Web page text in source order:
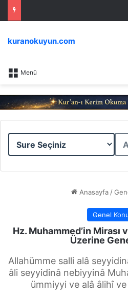
Menü
kuranokuyun.com
Sure
Ayet
Anasayfa /
Genel
Hz. Muhammed’in Mirası
Üzerine
Allahümme salli alâ
âli seyyidinâ nebiyyinâ
ümmiyyi ve alâ âlihî